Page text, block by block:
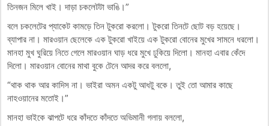
তিনজন মিলে খাই। দাড়া চকলেটটা ভাঙি।”
বলে চকলেটের প্যাকেট কামড়ে তিন টুকরো করলো। টুকরো তিনটে ছোট বড় হয়েছে।
ব্যাপার না। মারওয়ান ছেলেকে এক টুকরো খাইয়ে এক টুকরো বোনের মুখের সামনে ধরলো।
মানহা মুখ ঘুরিয়ে নিতে গেলে মারওয়ান ঘাড় ধরে মুখে ঢুকিয়ে দিলো। মানহা এবার কেঁদে
দিলো। মারওয়ান বোনের মাথা বুকে টেনে আদর করে বললো,
“থাক থাক আর কাদিস না। ভাইরা অমন একটু আধটু বকে। তুই তো আমার কাছে
নাহওয়ানের মতোই।”
মানহা ভাইকে ঝাপটে ধরে কাঁদতে কাঁদতে অভিমানী গলায় বললো,